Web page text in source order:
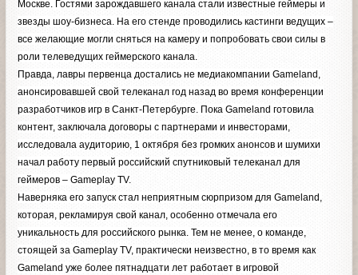
Москве. Гостями зарождавшего канала стали известные геймеры и
звезды шоу-бизнеса. На его стенде проводились кастинги ведущих –
все желающие могли сняться на камеру и попробовать свои силы в
роли телеведущих геймерского канала.
Правда, лавры первенца достались не медиакомпании Gameland,
анонсировавшей свой телеканал год назад во время конференции
разработчиков игр в Санкт-Петербурге. Пока Gameland готовила
контент, заключала договоры с партнерами и инвесторами,
исследовала аудиторию, 1 октября без громких анонсов и шумихи
начал работу первый российский спутниковый телеканал для
геймеров – Gameplay TV.
Наверняка его запуск стал неприятным сюрпризом для Gameland,
которая, рекламируя свой канал, особенно отмечала его
уникальность для российского рынка. Тем не менее, о команде,
стоящей за Gameplay TV, практически неизвестно, в то время как
Gameland уже более пятнадцати лет работает в игровой